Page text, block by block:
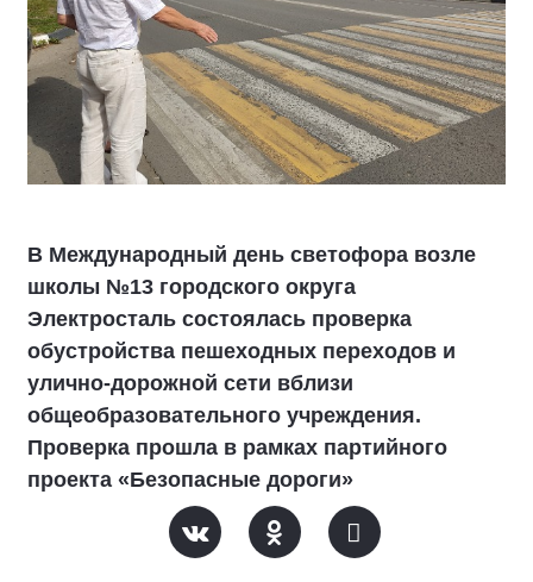
В Международный день светофора возле
школы №13 городского округа
Электросталь состоялась проверка
обустройства пешеходных переходов и
улично-дорожной сети вблизи
общеобразовательного учреждения.
Проверка прошла в рамках партийного
проекта «Безопасные дороги»